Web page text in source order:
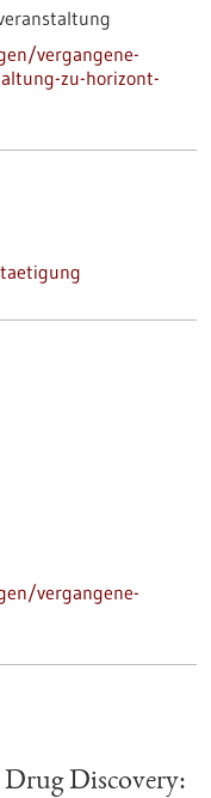
vergangene-
zu-horizont-
vergangene-
Discovery: